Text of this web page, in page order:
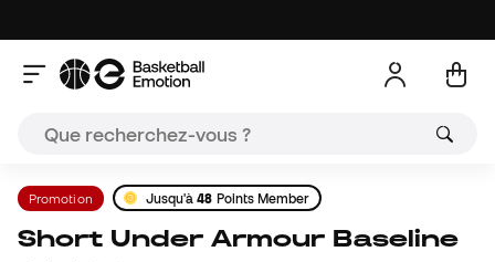
Promotion Jusqu'à48 Points Member
Short Under Armour Baseline